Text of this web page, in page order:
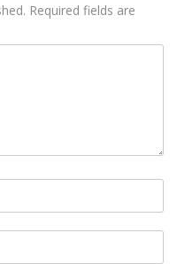
Required fields are